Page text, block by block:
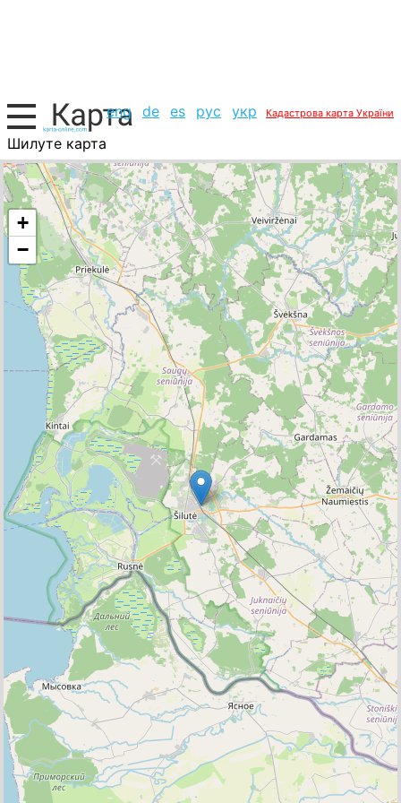
eng de es рус укр Кадастрова карта України
Шилуте карта
Литва, список міст
+
−